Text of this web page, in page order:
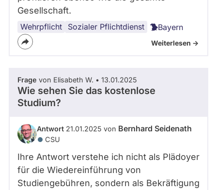
Gesellschaft.
Wehrpflicht Sozialer Pflichtdienst Bayern
Weiterlesen ->
Frage von Elisabeth W. • 13.01.2025
Wie sehen Sie das kostenlose
Studium?
Antwort 21.01.2025 von Bernhard Seidenath
CSU
Ihre Antwort verstehe ich nicht als Plädoyer
für die Wiedereinführung von
Studiengebühren, sondern als Bekräftigung